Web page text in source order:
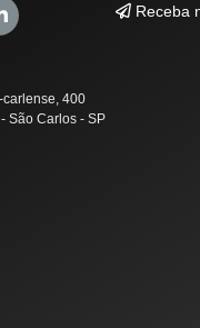
Receba
400
São Carlos - SP